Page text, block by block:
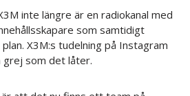
inte längre är en radiokanal med
som samtidigt
X3M:s tudelning på Instagram
grej som det låter.